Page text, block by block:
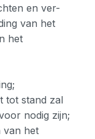
en ver-
van het
het
tot stand zal
nodig zijn;
van het